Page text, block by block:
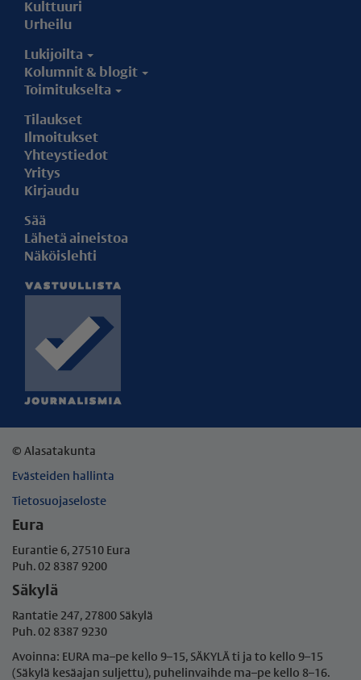
Kulttuuri
Urheilu
Lukijoilta
Kolumnit & blogit
Toimitukselta
Tilaukset
Ilmoitukset
Yhteystiedot
Yritys
Kirjaudu
Sää
Lähetä aineistoa
Näköislehti
© Alasatakunta
Evästeiden hallinta
Tietosuojaseloste
Eura
Eurantie 6, 27510 Eura
Puh. 02 8387 9200
Säkylä
Rantatie 247, 27800 Säkylä
Puh. 02 8387 9230
Avoinna: EURA ma–pe kello 9–15, SÄKYLÄ ti ja to kello 9–15
(Säkylä kesäajan suljettu), puhelinvaihde ma–pe kello 8–16.